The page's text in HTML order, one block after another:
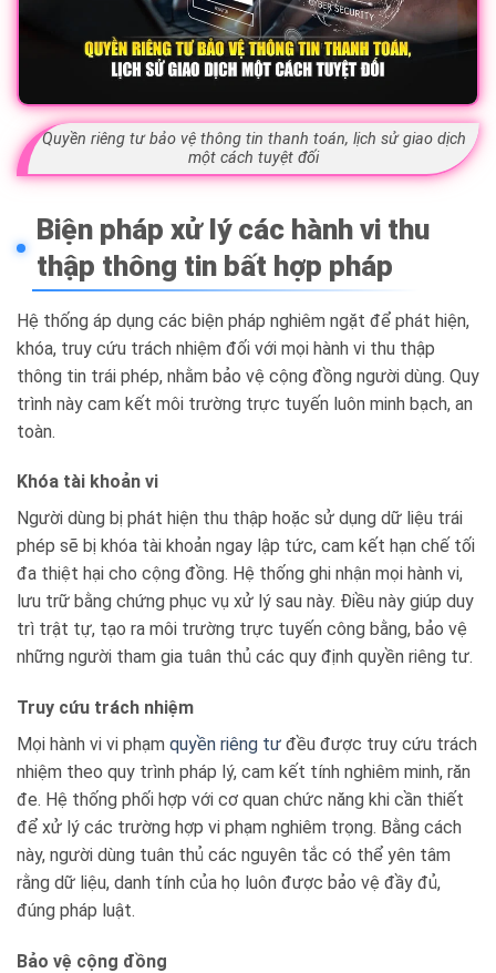
Quyền riêng tư bảo vệ thông tin thanh toán, lịch sử giao dịch
một cách tuyệt đối
Biện pháp xử lý các hành vi thu
thập thông tin bất hợp pháp
Hệ thống áp dụng các biện pháp nghiêm ngặt để phát hiện,
khóa, truy cứu trách nhiệm đối với mọi hành vi thu thập
thông tin trái phép, nhằm bảo vệ cộng đồng người dùng. Quy
trình này cam kết môi trường trực tuyến luôn minh bạch, an
toàn.
Khóa tài khoản vi
Người dùng bị phát hiện thu thập hoặc sử dụng dữ liệu trái
phép sẽ bị khóa tài khoản ngay lập tức, cam kết hạn chế tối
đa thiệt hại cho cộng đồng. Hệ thống ghi nhận mọi hành vi,
lưu trữ bằng chứng phục vụ xử lý sau này. Điều này giúp duy
trì trật tự, tạo ra môi trường trực tuyến công bằng, bảo vệ
những người tham gia tuân thủ các quy định quyền riêng tư.
Truy cứu trách nhiệm
Mọi hành vi vi phạm quyền riêng tư đều được truy cứu trách
nhiệm theo quy trình pháp lý, cam kết tính nghiêm minh, răn
đe. Hệ thống phối hợp với cơ quan chức năng khi cần thiết
để xử lý các trường hợp vi phạm nghiêm trọng. Bằng cách
này, người dùng tuân thủ các nguyên tắc có thể yên tâm
rằng dữ liệu, danh tính của họ luôn được bảo vệ đầy đủ,
đúng pháp luật.
Bảo vệ cộng đồng